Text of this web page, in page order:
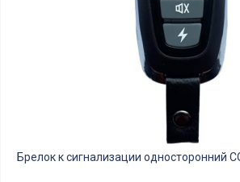
Брелок к сигнализации односторонний